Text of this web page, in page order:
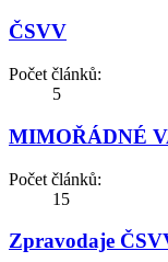
ČSVV
Počet článků:
5
MIMOŘÁDNÉ
Počet článků:
15
Zpravodaje